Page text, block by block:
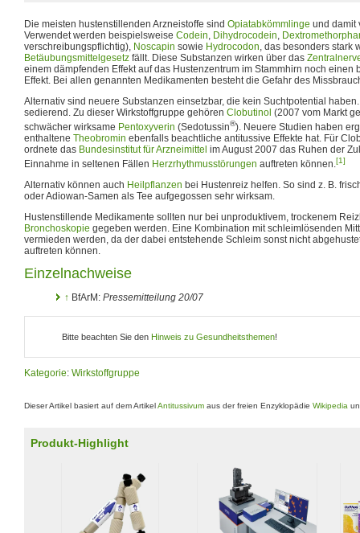
Die meisten hustenstillenden Arzneistoffe sind Opiatabkömmlinge und damit
Verwendet werden beispielsweise Codein, Dihydrocodein,
verschreibungspflichtig), Noscapin sowie Hydrocodon, das besonders stark
Betäubungsmittelgesetz fällt. Diese Substanzen wirken über das
einem dämpfenden Effekt auf das Hustenzentrum im Stammhirn noch einen
Effekt. Bei allen genannten Medikamenten besteht die Gefahr des
Alternativ sind neuere Substanzen einsetzbar, die kein Suchtpotential
sedierend. Zu dieser Wirkstoffgruppe gehören Clobutinol (2007 vom Markt
schwächer wirksame Pentoxyverin (Sedotussin®). Neuere Studien haben
enthaltene Theobromin ebenfalls beachtliche antitussive Effekte hat. Für
ordnete das Bundesinstitut für Arzneimittel im August 2007 das Ruhen der
Einnahme in seltenen Fällen Herzrhythmusstörungen auftreten können.[1]
Alternativ können auch Heilpflanzen bei Hustenreiz helfen. So sind z. B.
oder Adiowan-Samen als Tee aufgegossen sehr wirksam.
Hustenstillende Medikamente sollten nur bei unproduktivem, trockenem
Bronchoskopie gegeben werden. Eine Kombination mit schleimlösenden
vermieden werden, da der dabei entstehende Schleim sonst nicht
auftreten können.
Einzelnachweise
↑ BfArM: Pressemitteilung 20/07
Bitte beachten Sie den Hinweis zu Gesundheitsthemen!
Kategorie: Wirkstoffgruppe
Dieser Artikel basiert auf dem ArtikelAntitussivum aus der freien Enzyklopädie Wikipedia
Produkt-Highlight